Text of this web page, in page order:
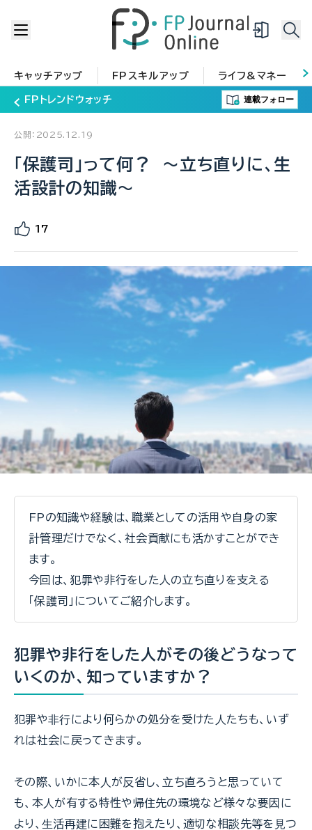
キャッチアップ FPスキルアップ ライフ&マネー
FPトレンドウォッチ 連載フォロー
公開：2025.12.19
「保護司」って何？ ～立ち直りに、生
活設計の知識～
17
FPの知識や経験は、職業としての活用や自身の家
計管理だけでなく、社会貢献にも活かすことができ
ます。
今回は、犯罪や非行をした人の立ち直りを支える
「保護司」についてご紹介します。
犯罪や非行をした人がその後どうなって
いくのか、知っていますか？
犯罪や⾮⾏により何らかの処分を受けた⼈たちも、いず
れは社会に戻ってきます。
その際、いかに本⼈が反省し、⽴ち直ろうと思っていて
も、本⼈が有する特性や帰住先の環境など様々な要因に
より、⽣活再建に困難を抱えたり、適切な相談先等を⾒つ